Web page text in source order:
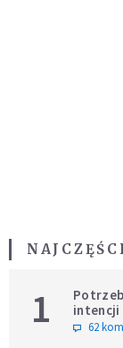
1
intencji
62